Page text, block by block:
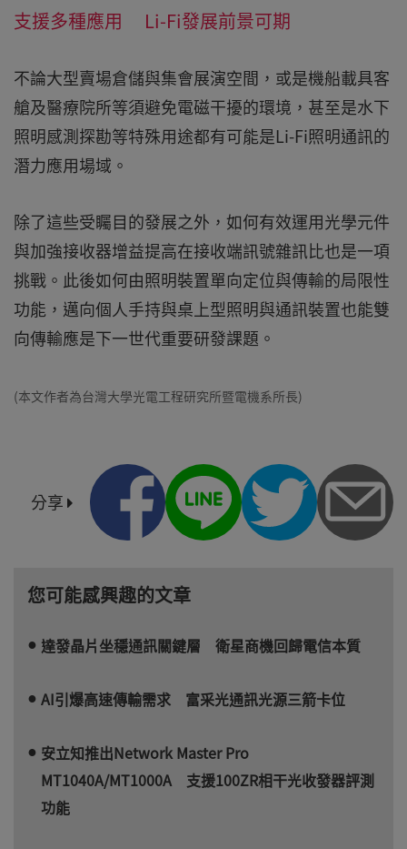
支援多種應用 Li-Fi發展前景可期
不論大型賣場倉儲與集會展演空間，或是機船載具客
艙及醫療院所等須避免電磁干擾的環境，甚至是水下
照明感測探勘等特殊用途都有可能是Li-Fi照明通訊的
潛力應用場域。
除了這些受矚目的發展之外，如何有效運用光學元件
與加強接收器增益提高在接收端訊號雜訊比也是一項
挑戰。此後如何由照明裝置單向定位與傳輸的局限性
功能，邁向個人手持與桌上型照明與通訊裝置也能雙
向傳輸應是下一世代重要研發課題。
(本文作者為台灣大學光電工程研究所暨電機系所長)
分享
您可能感興趣的文章
達發晶片坐穩通訊關鍵層 衛星商機回歸電信本質
AI引爆高速傳輸需求 富采光通訊光源三箭卡位
安立知推出Network Master Pro
MT1040A/MT1000A 支援100ZR相干光收發器評測
功能